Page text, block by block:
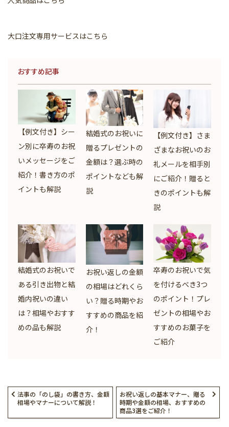
大口注文専用サービスはこちら
おすすめ記事
【例文付き】シー
ン別に卒寿のお祝
いメッセージをご
紹介！書き方のポ
イントも解説
結婚式のお祝いに
贈るプレゼントの
金額は？選ぶ時の
ポイントなども解
説
【例文付き】さま
ざまなお祝いのお
礼メールを相手別
にご紹介！贈ると
きのポイントも解
説
結婚式のお祝いで
ある引き出物と結
婚内祝いの違い
は？相場やおすす
めの品も解説
お祝い返しの金額
の相場はどれくら
い？贈る時期やお
すすめの商品を紹
介！
卒寿のお祝いで気
を付けるべき3つ
のポイント！プレ
ゼントの相場やお
すすめのお菓子を
ご紹介
法事の「のし袋」の書き方、金額
相場やマナーについて解説！
お祝い返しの基本マナー、贈る
時期や金額の相場、おすすめの
商品3選をご紹介！